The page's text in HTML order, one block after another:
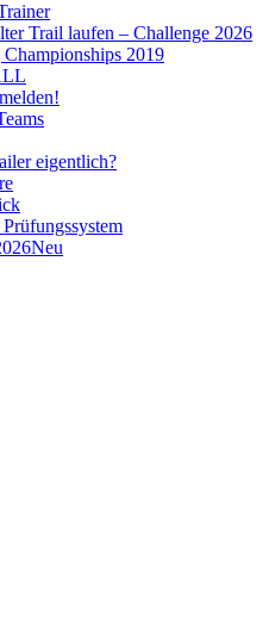
Trail laufen – Challenge 2026
2019
eigentlich?
Neu